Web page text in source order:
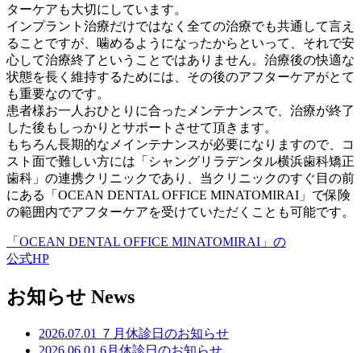
ターケアも大切にしています。
インプラント治療だけではなく全ての治療でも共通して言え
ることですが、噛めるようになったからといって、それで安
心して治療終了ということではありません。治療後の快適な
状態を長く維持するためには、その後のアフターケアがとて
も重要なのです。
患者様お一人おひとりに合ったメンテナンスで、治療が終了
した後もしっかりとサポートさせて頂きます。
もちろん長期的なメインテナンスが必要になりますので、コ
スト面で難しい方には「シャングリラデンタル横浜歯科矯正
歯科」の連携クリニックであり、当クリニックのすぐ目の前
にある「OCEAN DENTAL OFFICE MINATOMIRAI」で保険
の範囲内でアフターケアを受けていただくことも可能です。
「OCEAN DENTAL OFFICE MINATOMIRAI」の
公式HP
お知らせ News
2026.07.01
７月休診日のお知らせ
2026.06.01 6月休診日のお知らせ